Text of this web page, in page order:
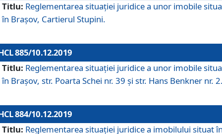
Titlu: Reglementarea situaţiei juridice a unor imobile
în Braşov, Cartierul Stupini.
885/10.12.2019
Titlu: Reglementarea situației juridice a unor imobile
în Brașov, str. Poarta Schei nr. 39 și str. Hans Benkner nr.
884/10.12.2019
Titlu: Reglementarea situației juridice a imobilului situat